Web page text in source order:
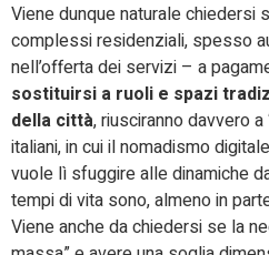
Viene dunque naturale chiedersi
complessi residenziali, spesso
nell’offerta dei servizi – a
sostituirsi a ruoli e spazi
della città, riusciranno davvero
italiani, in cui il nomadismo
vuole lì sfuggire alle dinamiche
tempi di vita sono, almeno in
Viene anche da chiedersi se la